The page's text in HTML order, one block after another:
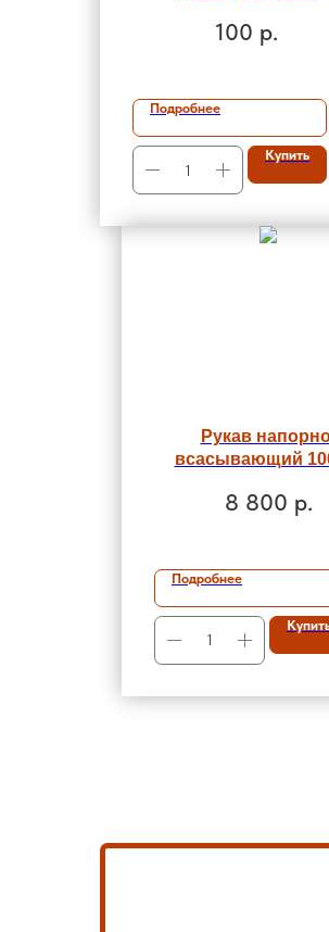
100 р.
Подробнее
Купить
Рукав
всасывающий
Р5398-76 с
8 800 р.
Подробнее